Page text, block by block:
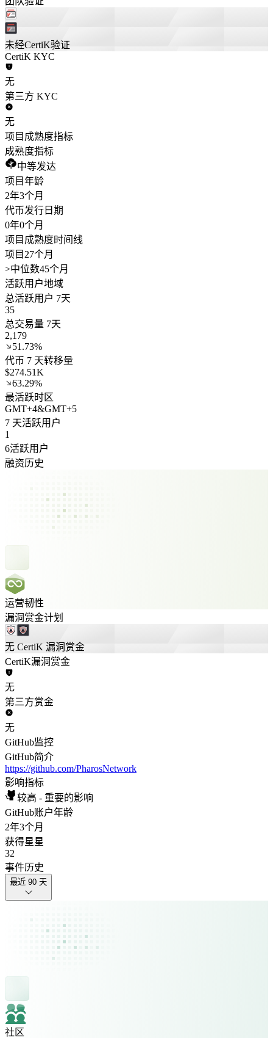
未经CertiK验证
CertiK KYC
无
第三方 KYC
无
项目成熟度指标
成熟度指标
中等发达
项目年龄
2年3个月
代币发行日期
0年0个月
项目成熟度时间线
项目27个月
>中位数45个月
活跃用户地域
总活跃用户 7天
35
总交易量 7天
2,179
51.73%
代币 7 天转移量
$274.51K
63.29%
最活跃时区
GMT+4&GMT+5
7 天活跃用户
1
6活跃用户
融资历史
运营韧性
漏洞赏金计划
无 CertiK 漏洞赏金
CertiK漏洞赏金
无
第三方赏金
无
GitHub监控
GitHub简介
https://github.com/PharosNetwork
影响指标
较高 - 重要的影响
GitHub账户年龄
2年3个月
获得星星
32
事件历史
最近 90 天
社区